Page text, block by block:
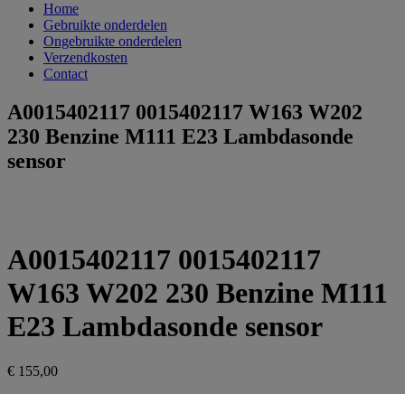
Home
Gebruikte onderdelen
Ongebruikte onderdelen
Verzendkosten
Contact
A0015402117 0015402117 W163 W202
230 Benzine M111 E23 Lambdasonde
sensor
A0015402117 0015402117
W163 W202 230 Benzine M111
E23 Lambdasonde sensor
€ 155,00